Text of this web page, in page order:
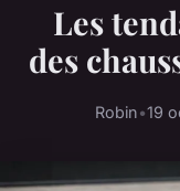
Les
des
Robin•19